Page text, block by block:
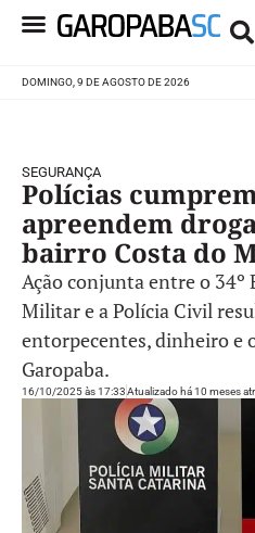
DOMINGO, 9 DE AGOSTO DE 2026
SEGURANÇA
Polícias
apreendem
bairro Costa do
Ação conjunta entre o 34º
Militar e a Polícia Civil
entorpecentes, dinheiro e
Garopaba.
16/10/2025 às 17:33Atualizado há 10 meses